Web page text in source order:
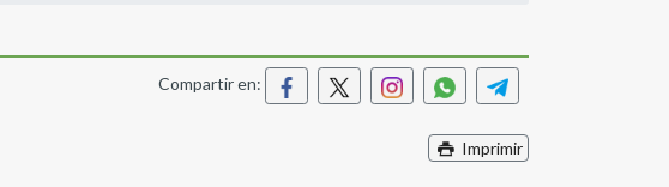
Compartir en:
Imprimir